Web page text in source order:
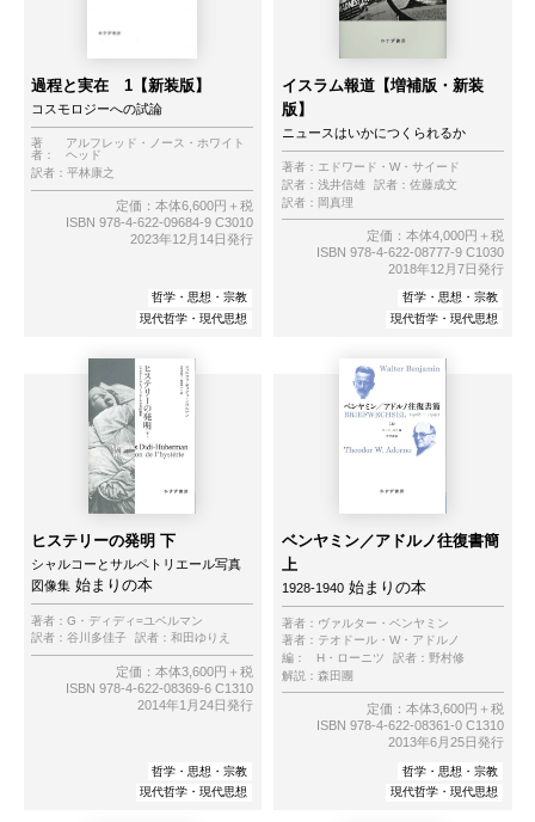
過程と実在 1【新装版】
コスモロジーへの試論
著
者：
アルフレッド・ノース・ホワイト
ヘッド
訳者： 平林康之
定価：本体6,600円＋税
ISBN 978-4-622-09684-9 C3010
2023年12月14日発行
哲学・思想・宗教
現代哲学・現代思想
イスラム報道【増補版・新装
版】
ニュースはいかにつくられるか
著者： エドワード・W・サイード
訳者： 浅井信雄 訳者： 佐藤成文
訳者： 岡真理
定価：本体4,000円＋税
ISBN 978-4-622-08777-9 C1030
2018年12月7日発行
哲学・思想・宗教
現代哲学・現代思想
ヒステリーの発明 下
シャルコーとサルペトリエール写真
図像集 始まりの本
著者： G・ディディ=ユベルマン
訳者： 谷川多佳子 訳者： 和田ゆりえ
定価：本体3,600円＋税
ISBN 978-4-622-08369-6 C1310
2014年1月24日発行
哲学・思想・宗教
現代哲学・現代思想
ベンヤミン／アドルノ往復書簡
上
1928-1940 始まりの本
著者： ヴァルター・ベンヤミン
著者： テオドール・W・アドルノ
編：
H・ローニツ 訳者： 野村修
解説： 森田團
定価：本体3,600円＋税
ISBN 978-4-622-08361-0 C1310
2013年6月25日発行
哲学・思想・宗教
現代哲学・現代思想